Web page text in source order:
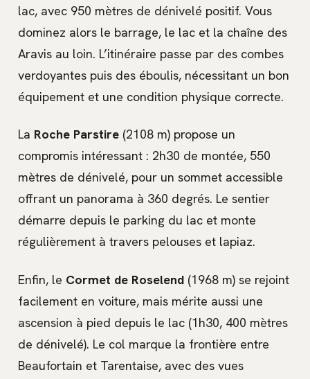
lac, avec 950 mètres de dénivelé positif. Vous
dominez alors le barrage, le lac et la chaîne des
Aravis au loin. L’itinéraire passe par des combes
verdoyantes puis des éboulis, nécessitant un bon
équipement et une condition physique correcte.
La Roche Parstire (2108 m) propose un
compromis intéressant : 2h30 de montée, 550
mètres de dénivelé, pour un sommet accessible
offrant un panorama à 360 degrés. Le sentier
démarre depuis le parking du lac et monte
régulièrement à travers pelouses et lapiaz.
Enfin, le Cormet de Roselend (1968 m) se rejoint
facilement en voiture, mais mérite aussi une
ascension à pied depuis le lac (1h30, 400 mètres
de dénivelé). Le col marque la frontière entre
Beaufortain et Tarentaise, avec des vues